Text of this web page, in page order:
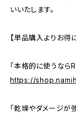
いいたします。
【単品購入よりお得
「本格的に使うなら
https://
「乾燥やダメージが